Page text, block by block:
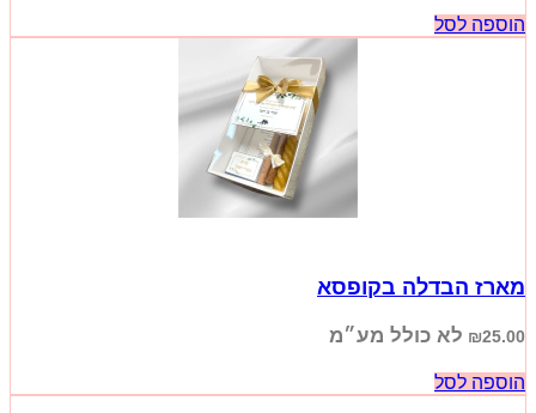
הוספה לסל
מארז הבדלה בקופסא
₪25.00 לא כולל מע״מ
הוספה לסל